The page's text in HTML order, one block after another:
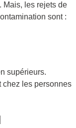
Mais, les rejets de
sont :
supérieurs.
chez les personnes